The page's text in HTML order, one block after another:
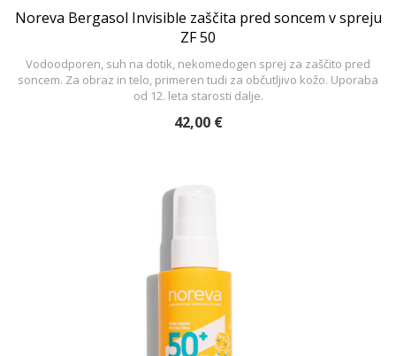
Noreva Bergasol Invisible zaščita pred soncem v spreju
ZF 50
Vodoodporen, suh na dotik, nekomedogen sprej za zaščito pred
soncem. Za obraz in telo, primeren tudi za občutljivo kožo. Uporaba
od 12. leta starosti dalje.
42,00 €